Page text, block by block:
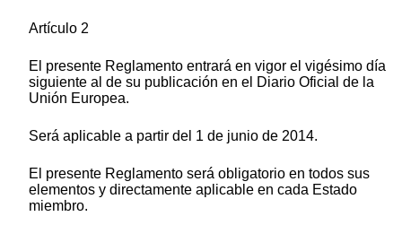
Artículo 2
El presente Reglamento entrará en vigor el vigésimo día
siguiente al de su publicación en el Diario Oficial de la
Unión Europea.
Será aplicable a partir del 1 de junio de 2014.
El presente Reglamento será obligatorio en todos sus
elementos y directamente aplicable en cada Estado
miembro.